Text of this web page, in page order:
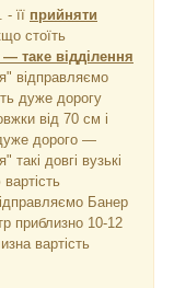
її прийняти
стоїть
— таке відділення
відправляємо
дуже дорогу
від 70 см і
дорого —
довгі вузькі
Банер
приблизно 10-12
вартість